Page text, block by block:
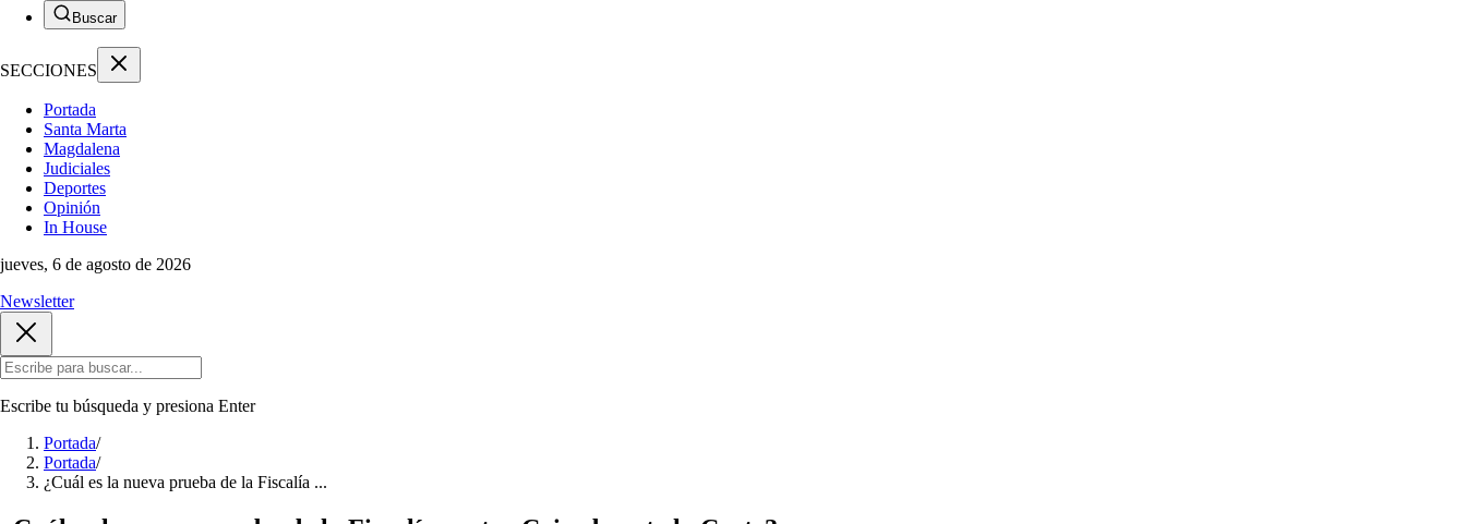
Buscar
SECCIONES
Portada
Santa Marta
Magdalena
Judiciales
Deportes
Opinión
In House
jueves, 6 de agosto de 2026
Newsletter
Escribe tu búsqueda y presiona Enter
Portada/
Portada/
¿Cuál es la nueva prueba de la Fiscalía ...